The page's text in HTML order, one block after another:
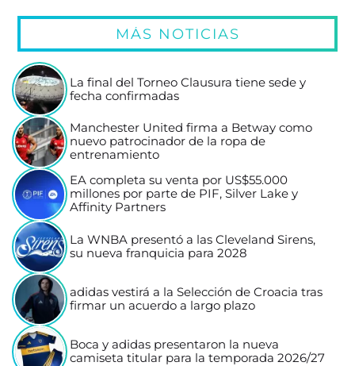
MÁS NOTICIAS
La final del Torneo Clausura tiene sede y
fecha confirmadas
Manchester United firma a Betway como
nuevo patrocinador de la ropa de
entrenamiento
EA completa su venta por US$55.000
millones por parte de PIF, Silver Lake y
Affinity Partners
La WNBA presentó a las Cleveland Sirens,
su nueva franquicia para 2028
adidas vestirá a la Selección de Croacia tras
firmar un acuerdo a largo plazo
Boca y adidas presentaron la nueva
camiseta titular para la temporada 2026/27